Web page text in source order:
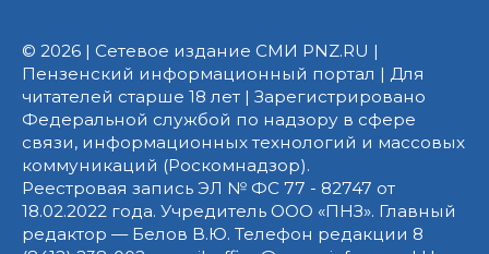
© 2026 | Сетевое издание СМИ PNZ.RU |
Пензенский информационный портал | Для
читателей старше 18 лет | Зарегистрировано
Федеральной службой по надзору в сфере
связи, информационных технологий и массовых
коммуникаций (Роскомнадзор).
Реестровая запись ЭЛ № ФС 77 - 82747 от
18.02.2022 года. Учредитель ООО «ПНЗ». Главный
редактор — Белов В.Ю. Телефон редакции 8